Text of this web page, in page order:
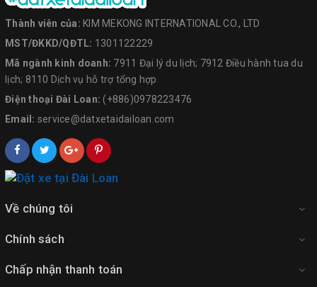
Thành viên của: KIM MEKONG INTERNATIONAL CO., LTD
MST/ĐKKD/QĐTL: 1301122229
Mã ngành kinh doanh: 7911 Đại lý du lịch; 7912 Điều hành tua du
lịch; 8110 Dịch vụ hỗ trợ tổng hợp
Điện thoại Đài Loan: (+886)0978223476
Email: service@datxetaidailoan.com
Về chúng tôi
Chính sách
Chấp nhận thanh toán